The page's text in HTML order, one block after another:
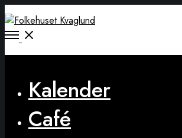
Open
Kalender
Café